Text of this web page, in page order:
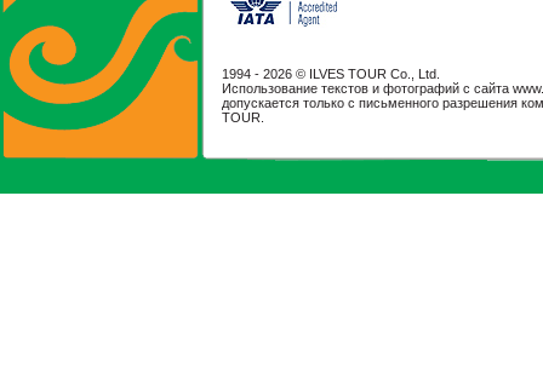
1994 - 2026 © ILVES TOUR Co., Ltd.
Использование текстов и фотографий с сайта
допускается только с письменного разрешения
TOUR.